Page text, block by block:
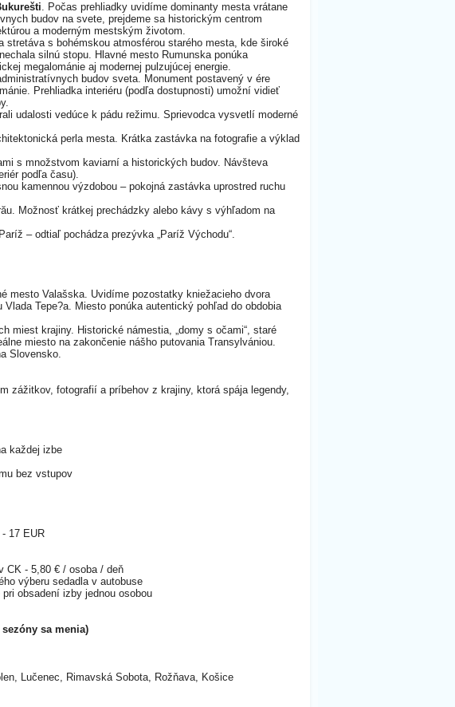
. Počas prehliadky uvidíme dominanty mesta vrátane
budov na svete, prejdeme sa historickým centrom
a moderným mestským životom.
s bohémskou atmosférou starého mesta, kde široké
silnú stopu. Hlavné mesto Rumunska ponúka
megalománie aj modernej pulzujúcej energie.
budov sveta. Monument postavený v ére
Prehliadka interiéru (podľa dostupnosti) umožní vidieť
udalosti vedúce k pádu režimu. Sprievodca vysvetlí moderné
perla mesta. Krátka zastávka na fotografie a výklad
s množstvom kaviarní a historických budov. Návšteva
podľa času).
kamennou výzdobou – pokojná zastávka uprostred ruchu
Možnosť krátkej prechádzky alebo kávy s výhľadom na
– odtiaľ pochádza prezývka „Paríž Východu“.
mesto Valašska. Uvidíme pozostatky kniežacieho dvora
Tepe?a. Miesto ponúka autentický pohľad do obdobia
miest krajiny. Historické námestia, „domy s očami“, staré
miesto na zakončenie nášho putovania Transylvániou.
Slovensko.
zážitkov, fotografií a príbehov z krajiny, ktorá spája legendy,
každej izbe
bez vstupov
17 EUR
CK - 5,80 € / osoba / deň
výberu sedadla v autobuse
pri obsadení izby jednou osobou
sa menia)
Lučenec, Rimavská Sobota, Rožňava, Košice